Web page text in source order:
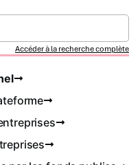
Accéder à la recherche complète